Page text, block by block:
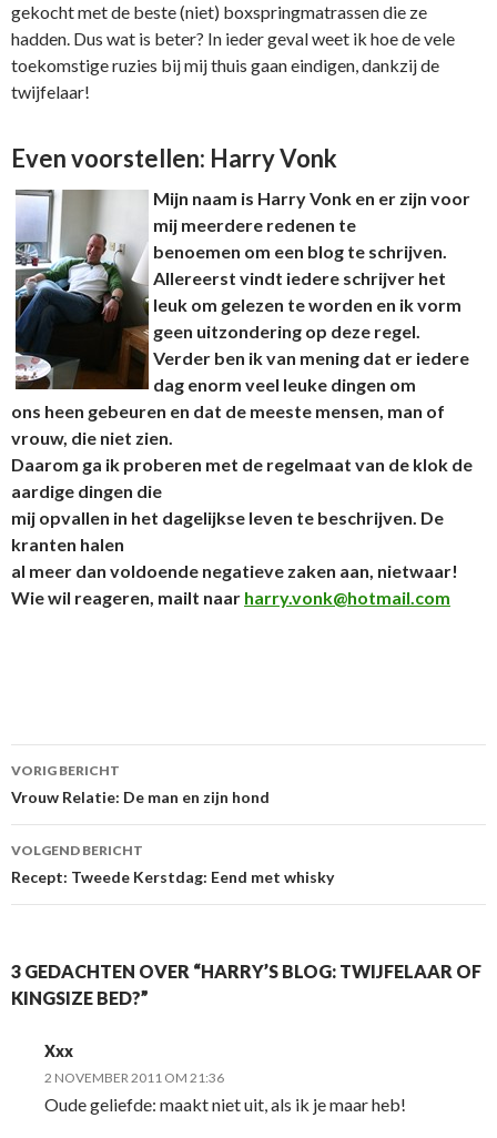
gekocht met de beste (niet) boxspringmatrassen die ze
hadden. Dus wat is beter? In ieder geval weet ik hoe de vele
toekomstige ruzies bij mij thuis gaan eindigen, dankzij de
twijfelaar!
Even voorstellen: Harry Vonk
Mijn naam is Harry Vonk en er zijn voor
mij meerdere redenen te
benoemen om een blog te schrijven.
Allereerst vindt iedere schrijver het
leuk om gelezen te worden en ik vorm
geen uitzondering op deze regel.
Verder ben ik van mening dat er iedere
dag enorm veel leuke dingen om
ons heen gebeuren en dat de meeste mensen, man of
vrouw, die niet zien.
Daarom ga ik proberen met de regelmaat van de klok de
aardige dingen die
mij opvallen in het dagelijkse leven te beschrijven. De
kranten halen
al meer dan voldoende negatieve zaken aan, nietwaar!
Wie wil reageren, mailt naar harry.vonk@hotmail.com
Berichtnavigatie
VORIG BERICHT
Vrouw Relatie: De man en zijn hond
VOLGEND BERICHT
Recept: Tweede Kerstdag: Eend met whisky
3 GEDACHTEN OVER “HARRY’S BLOG: TWIJFELAAR OF
KINGSIZE BED?”
Xxx
2 NOVEMBER 2011 OM 21:36
Oude geliefde: maakt niet uit, als ik je maar heb!